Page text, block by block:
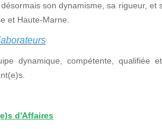
son dynamisme, sa rigueur,
et Haute-Marne.
dynamique, compétente, qualifiée
d'Affaires